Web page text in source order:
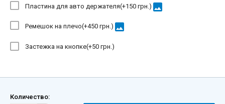
Пластина для авто держателя(+150 грн.) image
Ремешок на плечо(+450 грн.) image
Застежка на кнопке(+50 грн.)
Количество: